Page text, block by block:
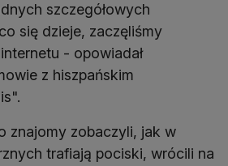
szczegółowych
się dzieje, zaczęliśmy
- opowiadał
z hiszpańskim
znajomy zobaczyli, jak w
trafiają pociski, wrócili na